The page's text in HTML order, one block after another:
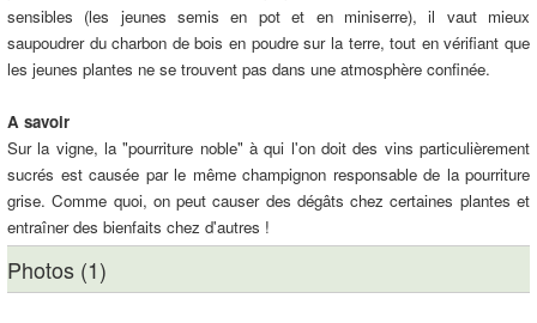
sensibles (les jeunes semis en pot et en miniserre), il vaut mieux
saupoudrer du charbon de bois en poudre sur la terre, tout en vérifiant que
les jeunes plantes ne se trouvent pas dans une atmosphère confinée.
A savoir
Sur la vigne, la "pourriture noble" à qui l'on doit des vins particulièrement
sucrés est causée par le même champignon responsable de la pourriture
grise. Comme quoi, on peut causer des dégâts chez certaines plantes et
entraîner des bienfaits chez d'autres !
Photos (1)